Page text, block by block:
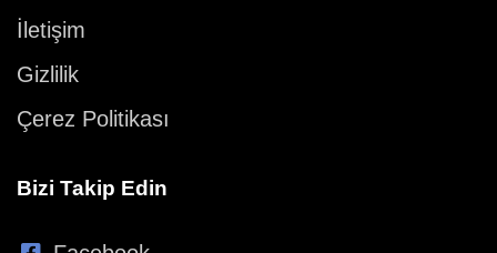
İletişim
Gizlilik
Çerez Politikası
Bizi Takip Edin